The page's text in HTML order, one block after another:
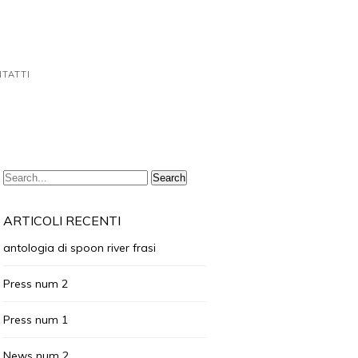
ARTICOLI RECENTI
antologia di spoon river frasi
Press num 2
Press num 1